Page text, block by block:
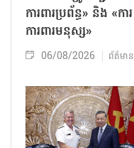
ការពារប្រព័ន្ធ» និង «ការ
ការពារមនុស្ស»
06/08/2026 ព័ត៌មាន